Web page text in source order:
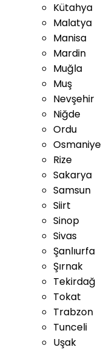
Kütahya
Malatya
Manisa
Mardin
Muğla
Muş
Nevşehir
Niğde
Ordu
Osmaniye
Rize
Sakarya
Samsun
Siirt
Sinop
Sivas
Şanlıurfa
Şırnak
Tekirdağ
Tokat
Trabzon
Tunceli
Uşak